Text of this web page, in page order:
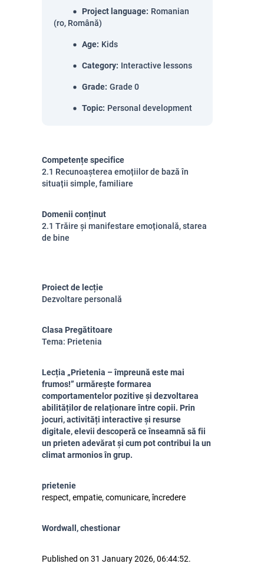
Project language: Romanian
(ro, Română)
Age: Kids
Category: Interactive lessons
Grade: Grade 0
Topic: Personal development
Competențe specifice
2.1 Recunoașterea emoțiilor de bază în
situații simple, familiare
Domenii conținut
2.1 Trăire și manifestare emoțională, starea
de bine
Proiect de lecție
Dezvoltare personală
Clasa Pregătitoare
Tema: Prietenia
Lecția „Prietenia – împreună este mai
frumos!” urmărește formarea
comportamentelor pozitive și dezvoltarea
abilităților de relaționare între copii. Prin
jocuri, activități interactive și resurse
digitale, elevii descoperă ce înseamnă să fii
un prieten adevărat și cum pot contribui la un
climat armonios în grup.
prietenie
respect, empatie, comunicare, încredere
Wordwall, chestionar
Published on 31 January 2026, 06:44:52.